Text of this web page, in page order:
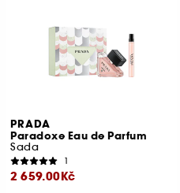
PRADA
Paradoxe Eau de Parfum
Sada
1
2 659.00Kč